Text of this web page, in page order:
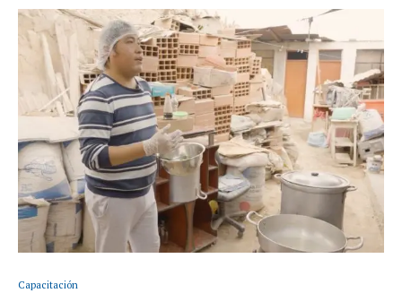
Capacitación